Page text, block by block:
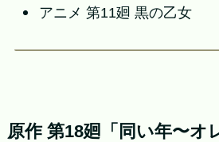
アニメ 第11廻 黒の乙女
原作 第18廻「同い年〜オ